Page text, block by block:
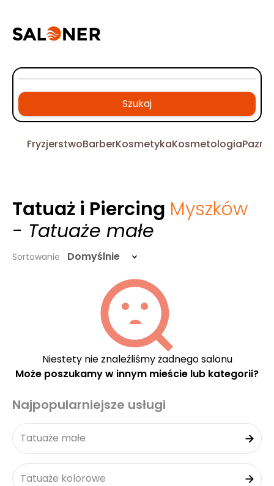
Szukaj
FryzjerstwoBarberKosmetykaKosmetologia
Tatuaż i Piercing Myszków
- Tatuaże małe
Sortowanie Domyślnie
Niestety nie znaleźliśmy żadnego salonu
Może poszukamy w innym mieście lub kategorii?
Najpopularniejsze usługi
Tatuaże małe
Tatuaże kolorowe